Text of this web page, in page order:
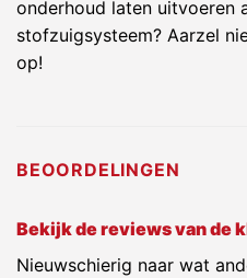
onderhoud laten uitvoeren
stofzuigsysteem? Aarzel
op!
BEOORDELINGEN
Bekijk de reviews van de
Nieuwschierig naar wat